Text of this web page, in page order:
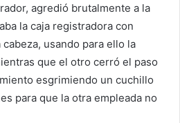
agredió brutalmente a la
la caja registradora con
usando para ello la
que el otro cerró el paso
esgrimiendo un cuchillo
para que la otra empleada no